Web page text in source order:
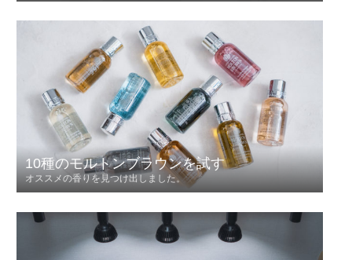
10種のモルトンブラウンを試す
オススメの香りを見つけ出しました。